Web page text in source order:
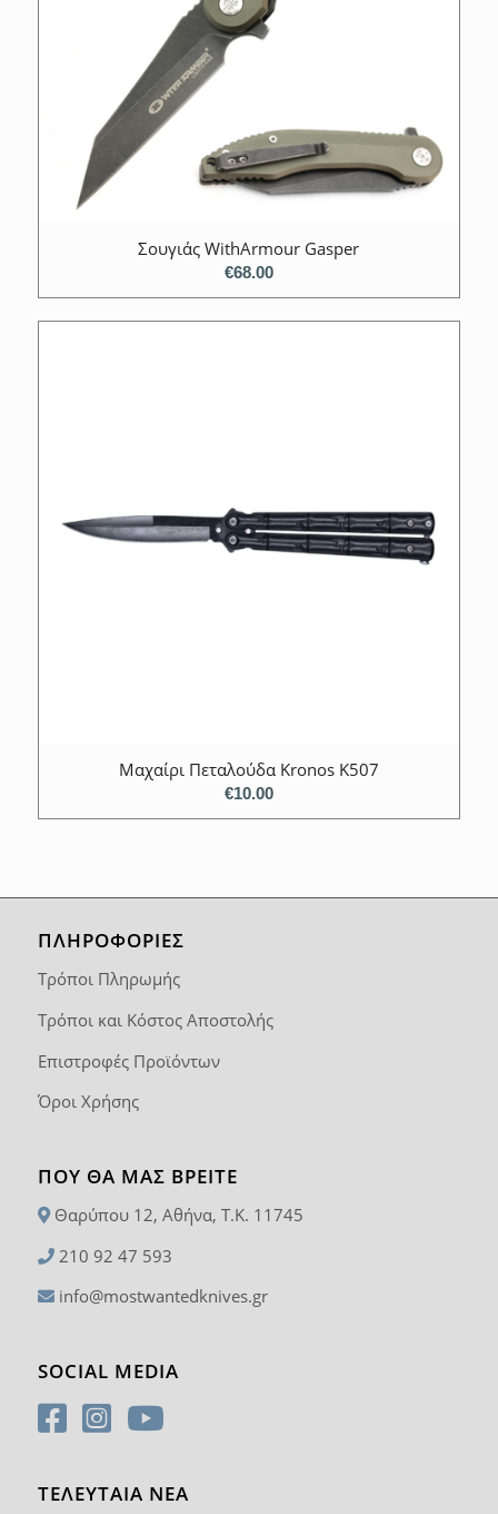
Σουγιάς WithArmour Gasper
€68.00
Μαχαίρι Πεταλούδα Kronos K507
€10.00
ΠΛΗΡΟΦΟΡΙΕΣ
Τρόποι Πληρωμής
Τρόποι και Κόστος Αποστολής
Επιστροφές Προϊόντων
Όροι Χρήσης
ΠΟΥ ΘΑ ΜΑΣ ΒΡΕΊΤΕ
Θαρύπου 12, Αθήνα, T.K. 11745
210 92 47 593
info@mostwantedknives.gr
SOCIAL MEDIA
ΤΕΛΕΥΤΑΙΑ ΝΕΑ